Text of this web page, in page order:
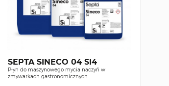
SEPTA SINECO 04 SI4
Płyn do maszynowego mycia naczyń w
zmywarkach gastronomicznych.